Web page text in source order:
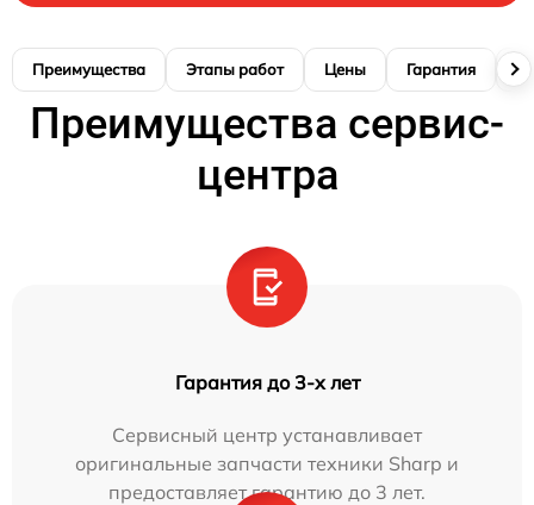
Преимущества Этапы работ Цены Гарантия
Преимущества сервис-
центра
Гарантия до 3-х лет
Сервисный центр устанавливает
оригинальные запчасти техники Sharp и
предоставляет гарантию до 3 лет.